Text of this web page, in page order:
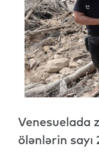
Venesuelada
ölənlərin